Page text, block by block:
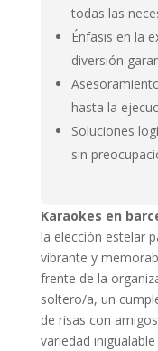
todas las
Énfasis en la
diversión
hasta la
Soluciones
sin
Karaokes en
la elección estelar
vibrante y
frente de la
soltero/a, un
de risas con
variedad